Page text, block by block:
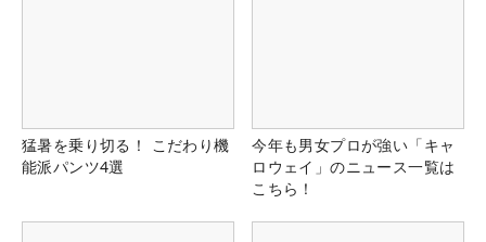
猛暑を乗り切る！ こだわり機
能派パンツ4選
今年も男女プロが強い「キャ
ロウェイ」のニュース一覧は
こちら！